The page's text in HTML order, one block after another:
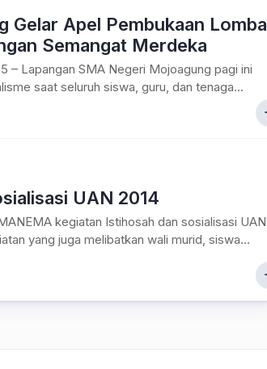
Gelar Apel Pembukaan Lomba
Semangat Merdeka
– Lapangan SMA Negeri Mojoagung pagi ini
saat seluruh siswa, guru, dan tenaga...
UAN 2014
kegiatan Istihosah dan sosialisasi UAN
yang juga melibatkan wali murid, siswa...